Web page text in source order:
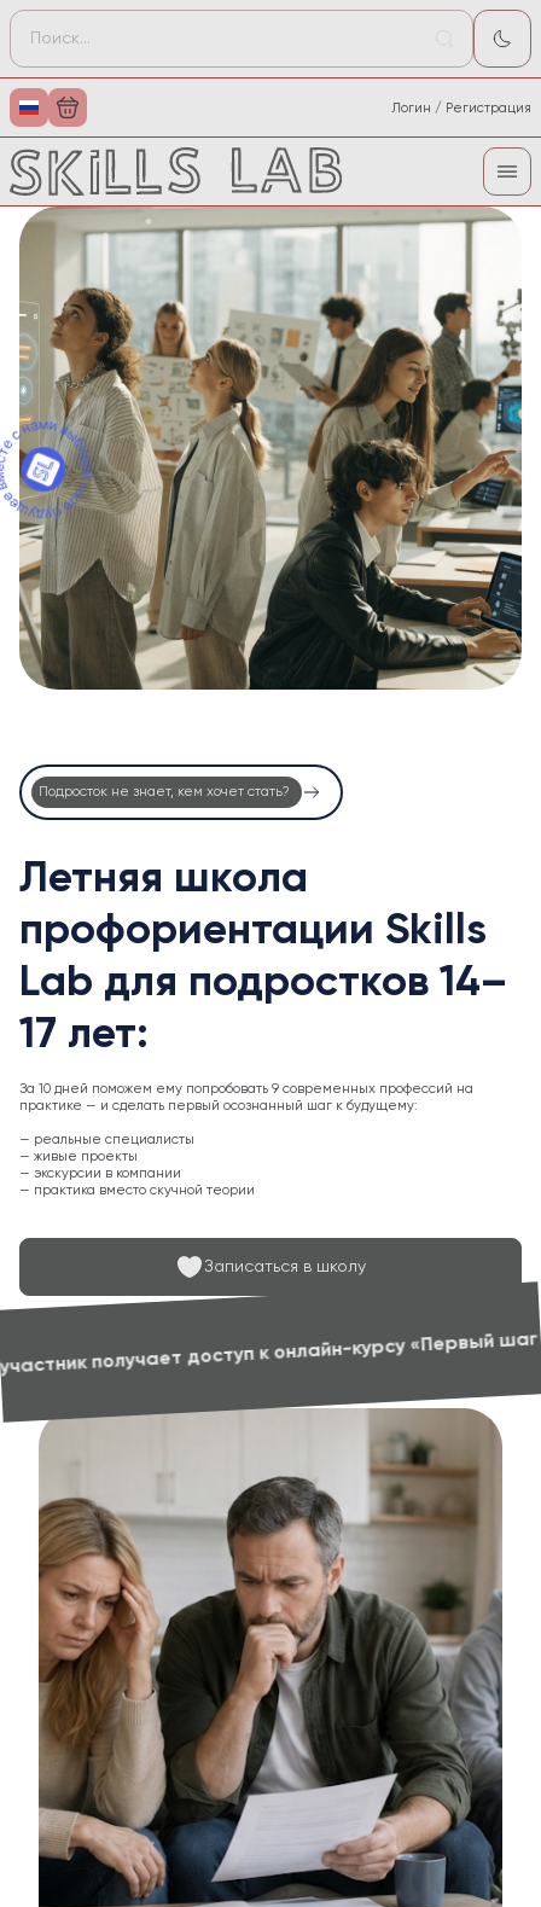
Логин / Регистрация
Подросток не знает, кем хочет стать?
Летняя школа
профориентации Skills
Lab для подростков 14–
17 лет:
За 10 дней поможем ему попробовать 9 современных профессий на
практике — и сделать первый осознанный шаг к будущему:
— реальные специалисты
— живые проекты
— экскурсии в компании
— практика вместо скучной теории
Записаться в школу
доступ к онлайн-курсу «Первый шаг в